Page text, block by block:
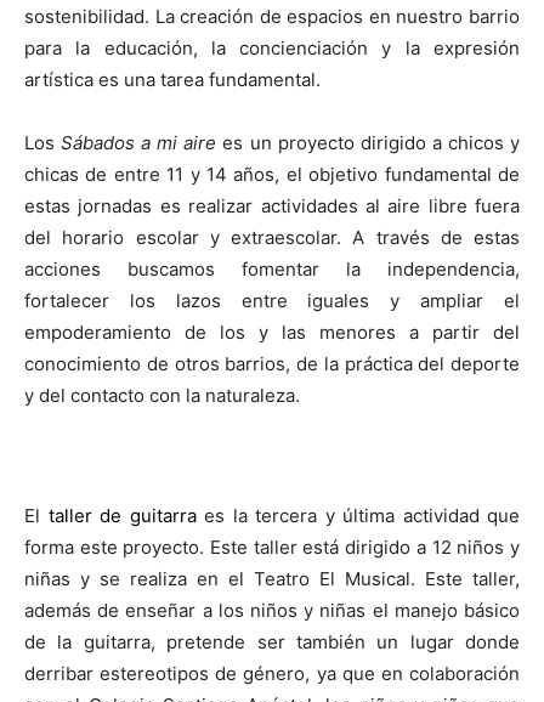
sostenibilidad. La creación de espacios en nuestro barrio
para la educación, la concienciación y la expresión
artística es una tarea fundamental.
LosSábados a mi aire es un proyecto dirigido a chicos y
chicas de entre 11 y 14 años, el objetivo fundamental de
estas jornadas es realizar actividades al aire libre fuera
del horario escolar y extraescolar. A través de estas
acciones buscamos fomentar la independencia,
fortalecer los lazos entre iguales y ampliar el
empoderamiento de los y las menores a partir del
conocimiento de otros barrios, de la práctica del deporte
y del contacto con la naturaleza.
El taller de guitarra es la tercera y última actividad que
forma este proyecto. Este taller está dirigido a 12 niños y
niñas y se realiza en el Teatro El Musical. Este taller,
además de enseñar a los niños y niñas el manejo básico
de la guitarra, pretende ser también un lugar donde
derribar estereotipos de género, ya que en colaboración